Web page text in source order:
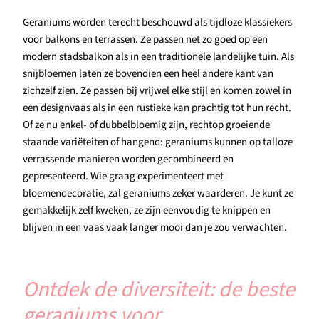
Geraniums worden terecht beschouwd als tijdloze klassiekers
voor balkons en terrassen. Ze passen net zo goed op een
modern stadsbalkon als in een traditionele landelijke tuin. Als
snijbloemen laten ze bovendien een heel andere kant van
zichzelf zien. Ze passen bij vrijwel elke stijl en komen zowel in
een designvaas als in een rustieke kan prachtig tot hun recht.
Of ze nu enkel- of dubbelbloemig zijn, rechtop groeiende
staande variëteiten of hangend: geraniums kunnen op talloze
verrassende manieren worden gecombineerd en
gepresenteerd. Wie graag experimenteert met
bloemendecoratie, zal geraniums zeker waarderen. Je kunt ze
gemakkelijk zelf kweken, ze zijn eenvoudig te knippen en
blijven in een vaas vaak langer mooi dan je zou verwachten.
Ontdek de diversiteit: de beste